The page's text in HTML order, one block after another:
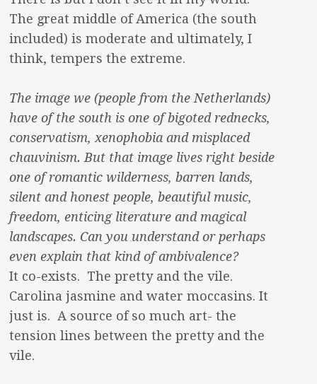
The great middle of America (the south
included) is moderate and ultimately, I
think, tempers the extreme.
The image we (people from the Netherlands)
have of the south is one of bigoted rednecks,
conservatism, xenophobia and misplaced
chauvinism. But that image lives right beside
one of romantic wilderness, barren lands,
silent and honest people, beautiful music,
freedom, enticing literature and magical
landscapes. Can you understand or perhaps
even explain that kind of ambivalence?
It co-exists. The pretty and the vile.
Carolina jasmine and water moccasins. It
just is. A source of so much art- the
tension lines between the pretty and the
vile.